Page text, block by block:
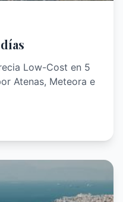
Low-Cost en 5
Atenas, Meteora e